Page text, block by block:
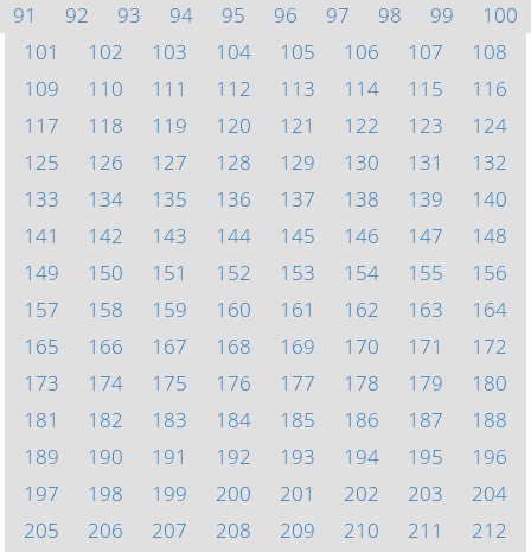
91
92 93 94 95 96 97 98 99
100
101
102 103 104 105 106 107
108
109
110 111 112 113 114 115
116
117
118 119 120 121 122 123
124
125
126 127 128 129 130 131
132
133
134 135 136 137 138 139
140
141
142 143 144 145 146 147
148
149
150 151 152 153 154 155
156
157
158 159 160 161 162 163
164
165
166 167 168 169 170 171
172
173
174 175 176 177 178 179
180
181
182 183 184 185 186 187
188
189
190 191 192 193 194 195
196
197
198 199 200 201 202 203
204
205
206 207 208 209 210 211
212